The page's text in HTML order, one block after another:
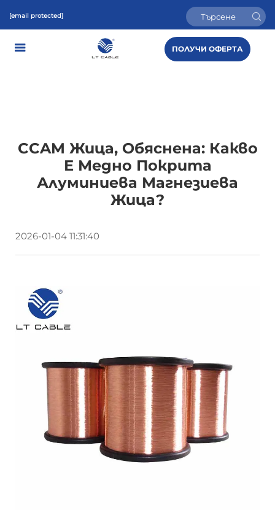
[email protected]
ПОЛУЧИ ОФЕРТА
CCAM Жица, Обяснена: Какво
Е Медно Покрита
Алуминиева Магнезиева
Жица?
2026-01-04 11:31:40